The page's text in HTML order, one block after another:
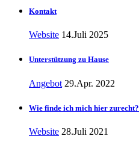
Kontakt
Website 14.Juli 2025
Unterstützung zu Hause
Angebot 29.Apr. 2022
Wie finde ich mich hier zurecht?
Website 28.Juli 2021